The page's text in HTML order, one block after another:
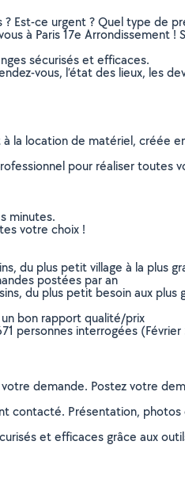
Est-ce urgent ? Quel type de
à Paris 17e Arrondissement
sécurisés et efficaces.
vous, l’état des lieux, les
la location de matériel, créée
pour réaliser toutes
minutes.
votre choix !
du plus petit village à la plus
postées par an
du plus petit besoin aux plus
un bon rapport qualité/prix
personnes interrogées
demande. Postez votre
contacté. Présentation,
et efficaces grâce aux